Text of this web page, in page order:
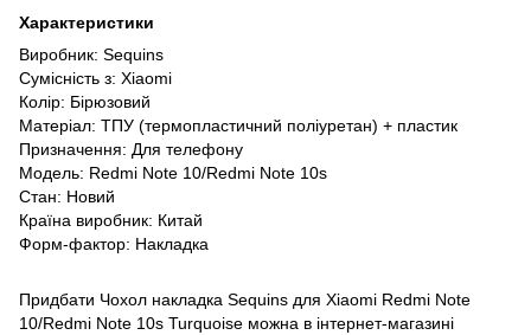
Характеристики
Виробник: Sequins
Сумісність з: Xiaomi
Колір: Бірюзовий
Матеріал: ТПУ (термопластичний поліуретан) + пластик
Призначення: Для телефону
Модель: Redmi Note 10/Redmi Note 10s
Стан: Новий
Країна виробник: Китай
Форм-фактор: Накладка
Придбати Чохол накладка Sequins для Xiaomi Redmi Note
10/Redmi Note 10s Turquoise можна в інтернет-магазині